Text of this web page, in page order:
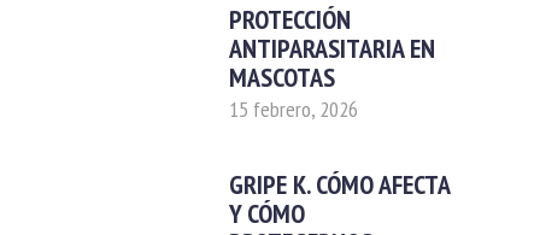
PROTECCIÓN
ANTIPARASITARIA EN
MASCOTAS
15 febrero, 2026
GRIPE K. CÓMO AFECTA
Y CÓMO